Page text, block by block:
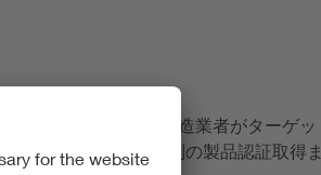
ワークを活かし、製造業者がターゲ
明書の発行から国別の製品認証取得